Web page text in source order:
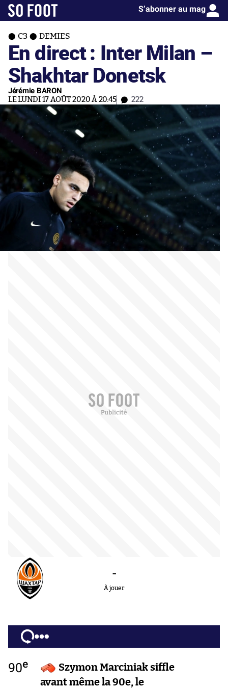
S’abonner au mag
C3 DEMIES
En direct : Inter Milan –
Shakhtar Donetsk
Jérémie BARON
LE LUNDI 17 AOÛT 2020 À 20:45 222
-
À jouer
90e
Szymon Marciniak siffle
avant même la 90e, le